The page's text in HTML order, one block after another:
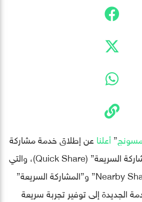
”أعلنا عن إطلاق خدمة مشاركة
الملفات الجديدة “المشاركة السريعة” (Quick Share)، والتي
تجمع بين خدمتي “Nearby Share” و”المشاركة السريعة”
الجديدة إلى توفير تجربة سريعة